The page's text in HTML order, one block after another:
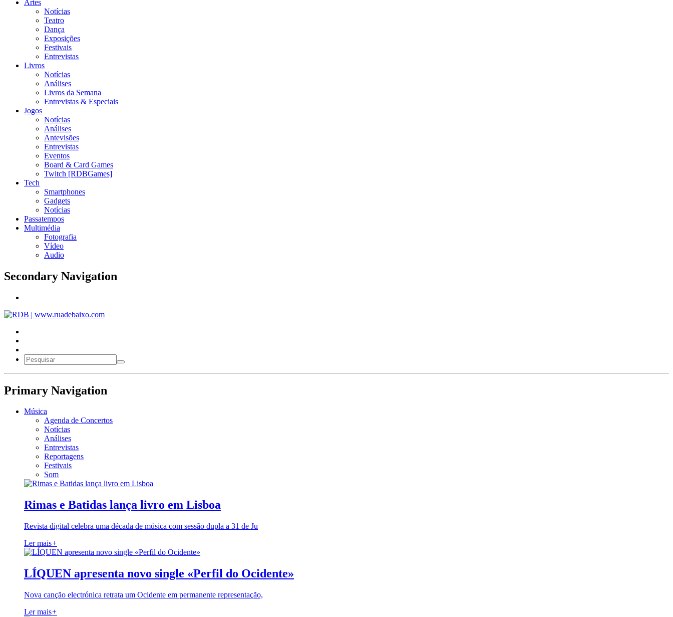
Artes
Notícias
Teatro
Dança
Exposições
Festivais
Entrevistas
Livros
Notícias
Análises
Livros da Semana
Entrevistas & Especiais
Jogos
Notícias
Análises
Antevisões
Entrevistas
Eventos
Board & Card Games
Twitch [RDBGames]
Tech
Smartphones
Gadgets
Notícias
Passatempos
Multimédia
Fotografia
Vídeo
Audio
Secondary Navigation
Primary Navigation
Música
Agenda de Concertos
Notícias
Análises
Entrevistas
Reportagens
Festivais
Som
Rimas e Batidas lança livro em Lisboa
Revista digital celebra uma década de música com sessão dupla a 31 de Ju
Ler mais+
LÍQUEN apresenta novo single «Perfil do Ocidente»
Nova canção electrónica retrata um Ocidente em permanente representação,
Ler mais+